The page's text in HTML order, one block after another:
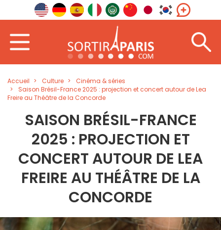
Accueil Culture
Cinéma & séries
Saison Brésil-France 2025 : projection et concert autour de Lea
Freire au Théâtre de la Concorde
SAISON BRÉSIL-FRANCE
2025 : PROJECTION ET
CONCERT AUTOUR DE LEA
FREIRE AU THÉÂTRE DE LA
CONCORDE